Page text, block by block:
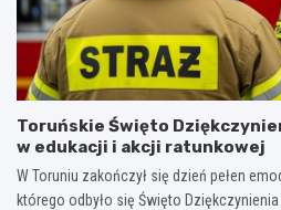
Toruńskie Święto
w edukacji i akcji ratunkowej
W Toruniu zakończył się dzień pełen
którego odbyło się Święto